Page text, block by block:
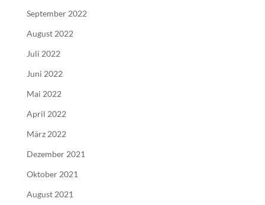
September 2022
August 2022
Juli 2022
Juni 2022
Mai 2022
April 2022
März 2022
Dezember 2021
Oktober 2021
August 2021